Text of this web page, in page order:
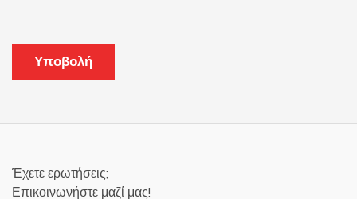
Έχετε ερωτήσεις;
Επικοινωνήστε μαζί μας!